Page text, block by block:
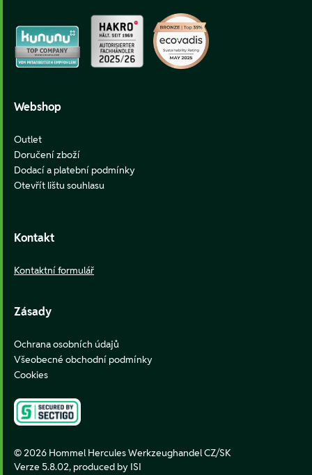
Webshop
Outlet
Doručení zboží
Dodací a platební podmínky
Otevřít lištu souhlasu
Kontakt
Kontaktní formulář
Zásady
Ochrana osobních údajů
Všeobecné obchodní podmínky
Cookies
© 2026 Hommel Hercules Werkzeughandel CZ/SK
Verze 5.8.02, produced by ISI